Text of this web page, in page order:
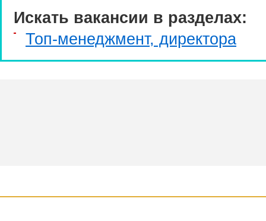
Искать вакансии в разделах:
Топ-менеджмент, директора